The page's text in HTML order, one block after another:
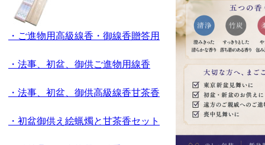
・ご進物用高級線香・御線香贈答用
・法事、初盆、御供ご進物用線香
・法事、初盆、御供高級線香甘茶香
・初盆御供え絵蝋燭と甘茶香セット